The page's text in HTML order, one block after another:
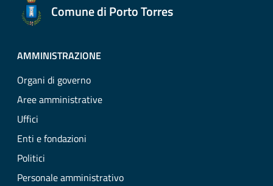
Comune di Porto Torres
AMMINISTRAZIONE
Organi di governo
Aree amministrative
Uffici
Enti e fondazioni
Politici
Personale amministrativo